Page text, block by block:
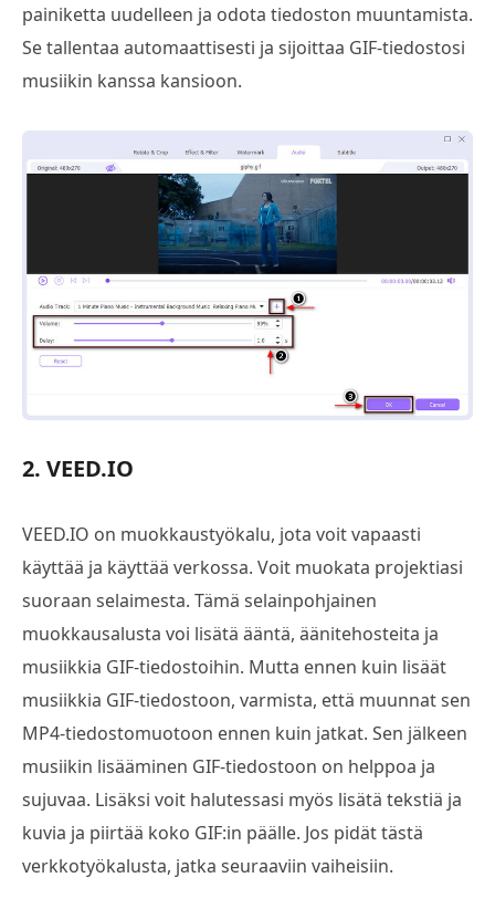
painiketta uudelleen ja odota tiedoston muuntamista.
Se tallentaa automaattisesti ja sijoittaa GIF-tiedostosi
musiikin kanssa kansioon.
2. VEED.IO
VEED.IO on muokkaustyökalu, jota voit vapaasti
käyttää ja käyttää verkossa. Voit muokata projektiasi
suoraan selaimesta. Tämä selainpohjainen
muokkausalusta voi lisätä ääntä, äänitehosteita ja
musiikkia GIF-tiedostoihin. Mutta ennen kuin lisäät
musiikkia GIF-tiedostoon, varmista, että muunnat sen
MP4-tiedostomuotoon ennen kuin jatkat. Sen jälkeen
musiikin lisääminen GIF-tiedostoon on helppoa ja
sujuvaa. Lisäksi voit halutessasi myös lisätä tekstiä ja
kuvia ja piirtää koko GIF:in päälle. Jos pidät tästä
verkkotyökalusta, jatka seuraaviin vaiheisiin.